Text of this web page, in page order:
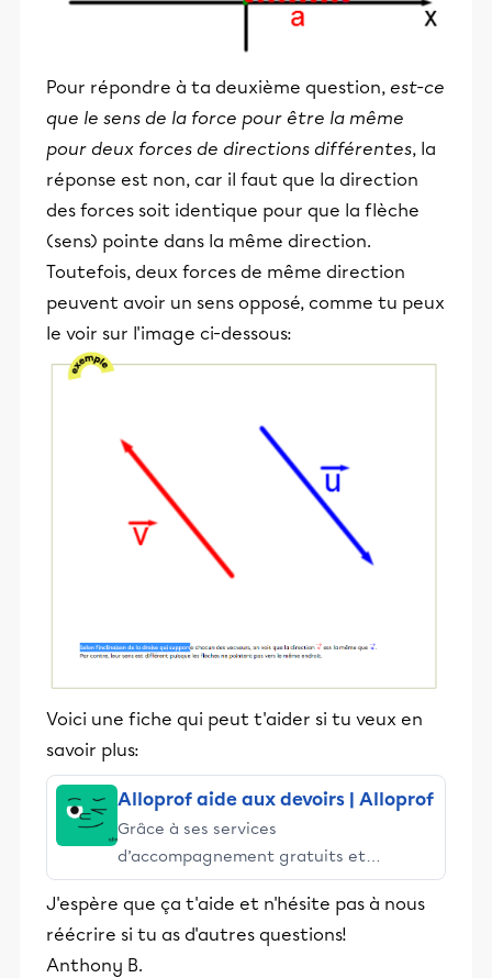
Pour répondre à ta deuxième question, est-ce
que le sens de la force pour être la même
pour deux forces de directions différentes, la
réponse est non, car il faut que la direction
des forces soit identique pour que la flèche
(sens) pointe dans la même direction.
Toutefois, deux forces de même direction
peuvent avoir un sens opposé, comme tu peux
le voir sur l'image ci-dessous:
Voici une fiche qui peut t'aider si tu veux en
savoir plus:
Alloprof aide aux devoirs | Alloprof
Grâce à ses services
d’accompagnement gratuits et
stimulants, Alloprof engage les élèves
et leurs parents dans la réussite
éducative.
J'espère que ça t'aide et n'hésite pas à nous
réécrire si tu as d'autres questions!
Anthony B.